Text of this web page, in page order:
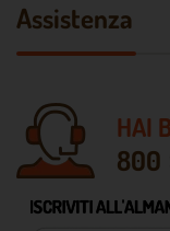
Assistenza
HAI
800